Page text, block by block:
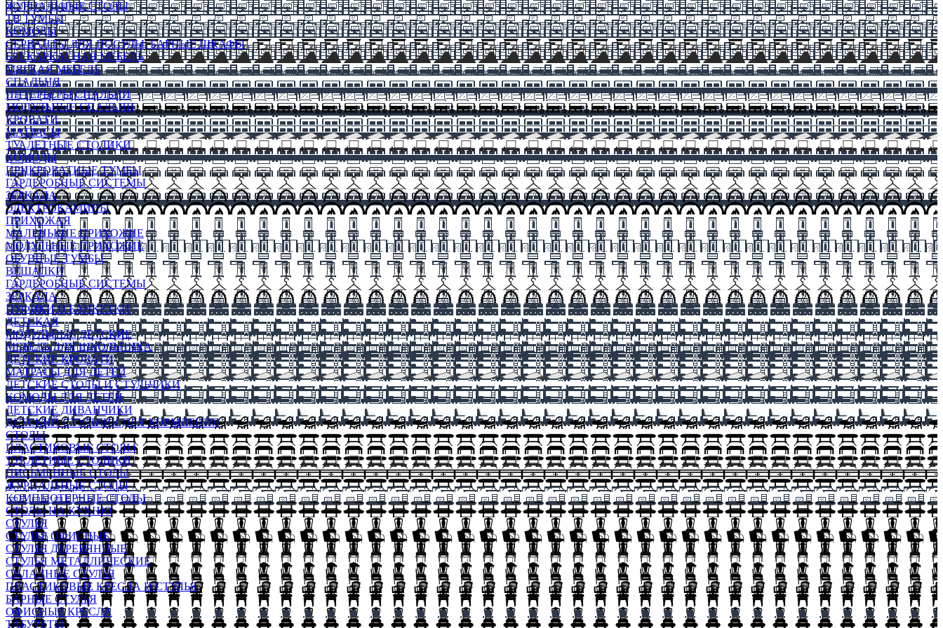
ЖУРНАЛЬНЫЕ СТОЛЫ
ТВ ТУМБЫ
КОМОДЫ
СЕРВАНТЫ ДЛЯ ПОСУДЫ, БАРНЫЕ ШКАФЫ
БЕСКАРКАСНАЯ МЕБЕЛЬ
МЯГКАЯ МЕБЕЛЬ
СПАЛЬНЯ
ИНТЕРЬЕРЫ СПАЛЬНИ
МОДУЛЬНЫЕ СПАЛЬНИ
КРОВАТИ
МАТРАСЫ
ТУАЛЕТНЫЕ СТОЛИКИ
КОМОДЫ
ПРИКРОВАТНЫЕ ТУМБЫ
ГАРДЕРОБНЫЕ СИСТЕМЫ
ЗЕРКАЛА
ЭЛЕКТРОКАМИНЫ
ПРИХОЖАЯ
МАЛЕНЬКИЕ ПРИХОЖИЕ
МОДУЛЬНЫЕ ПРИХОЖИЕ
ОБУВНЫЕ ТУМБЫ
ВЕШАЛКИ
ГАРДЕРОБНЫЕ СИСТЕМЫ
ЗЕРКАЛА
ПУФИКИ И БАНКЕТКИ
ДЕТСКАЯ
МОДУЛЬНЫЕ ДЕТСКИЕ
МЕБЕЛЬ ДЛЯ ШКОЛЬНИКА
ДЕТСКИЕ КРОВАТИ
МАТРАСЫ ДЛЯ ДЕТЕЙ
ДЕТСКИЕ СТОЛЫ И СТУЛЬЧИКИ
КОМОДЫ ДЛЯ ДЕТЕЙ
ДЕТСКИЕ ДИВАНЧИКИ
ДЕТСКИЙ СТУЛЬЧИК ДЛЯ КОРМЛЕНИЯ
СТОЛЫ
ПЛАСТИКОВЫЕ СТОЛЫ
ТУАЛЕТНЫЕ СТОЛИКИ
ПИСЬМЕННЫЕ СТОЛЫ
ЖУРНАЛЬНЫЕ СТОЛЫ
КОМПЬЮТЕРНЫЕ СТОЛЫ
СТОЛЫ НА КУХНЮ
СТУЛЬЯ
СТУЛЬЯ ОФИСНЫЕ
СТУЛЬЯ ДЕРЕВЯННЫЕ
СТУЛЬЯ МЕТАЛЛИЧЕСКИЕ
СКЛАДНЫЕ СТУЛЬЯ
ПЛАСТИКОВЫЕ КРЕСЛА И СТУЛЬЯ
БАРНЫЕ СТУЛЬЯ
ОФИСНЫЕ КРЕСЛА
ТАБУРЕТЫ